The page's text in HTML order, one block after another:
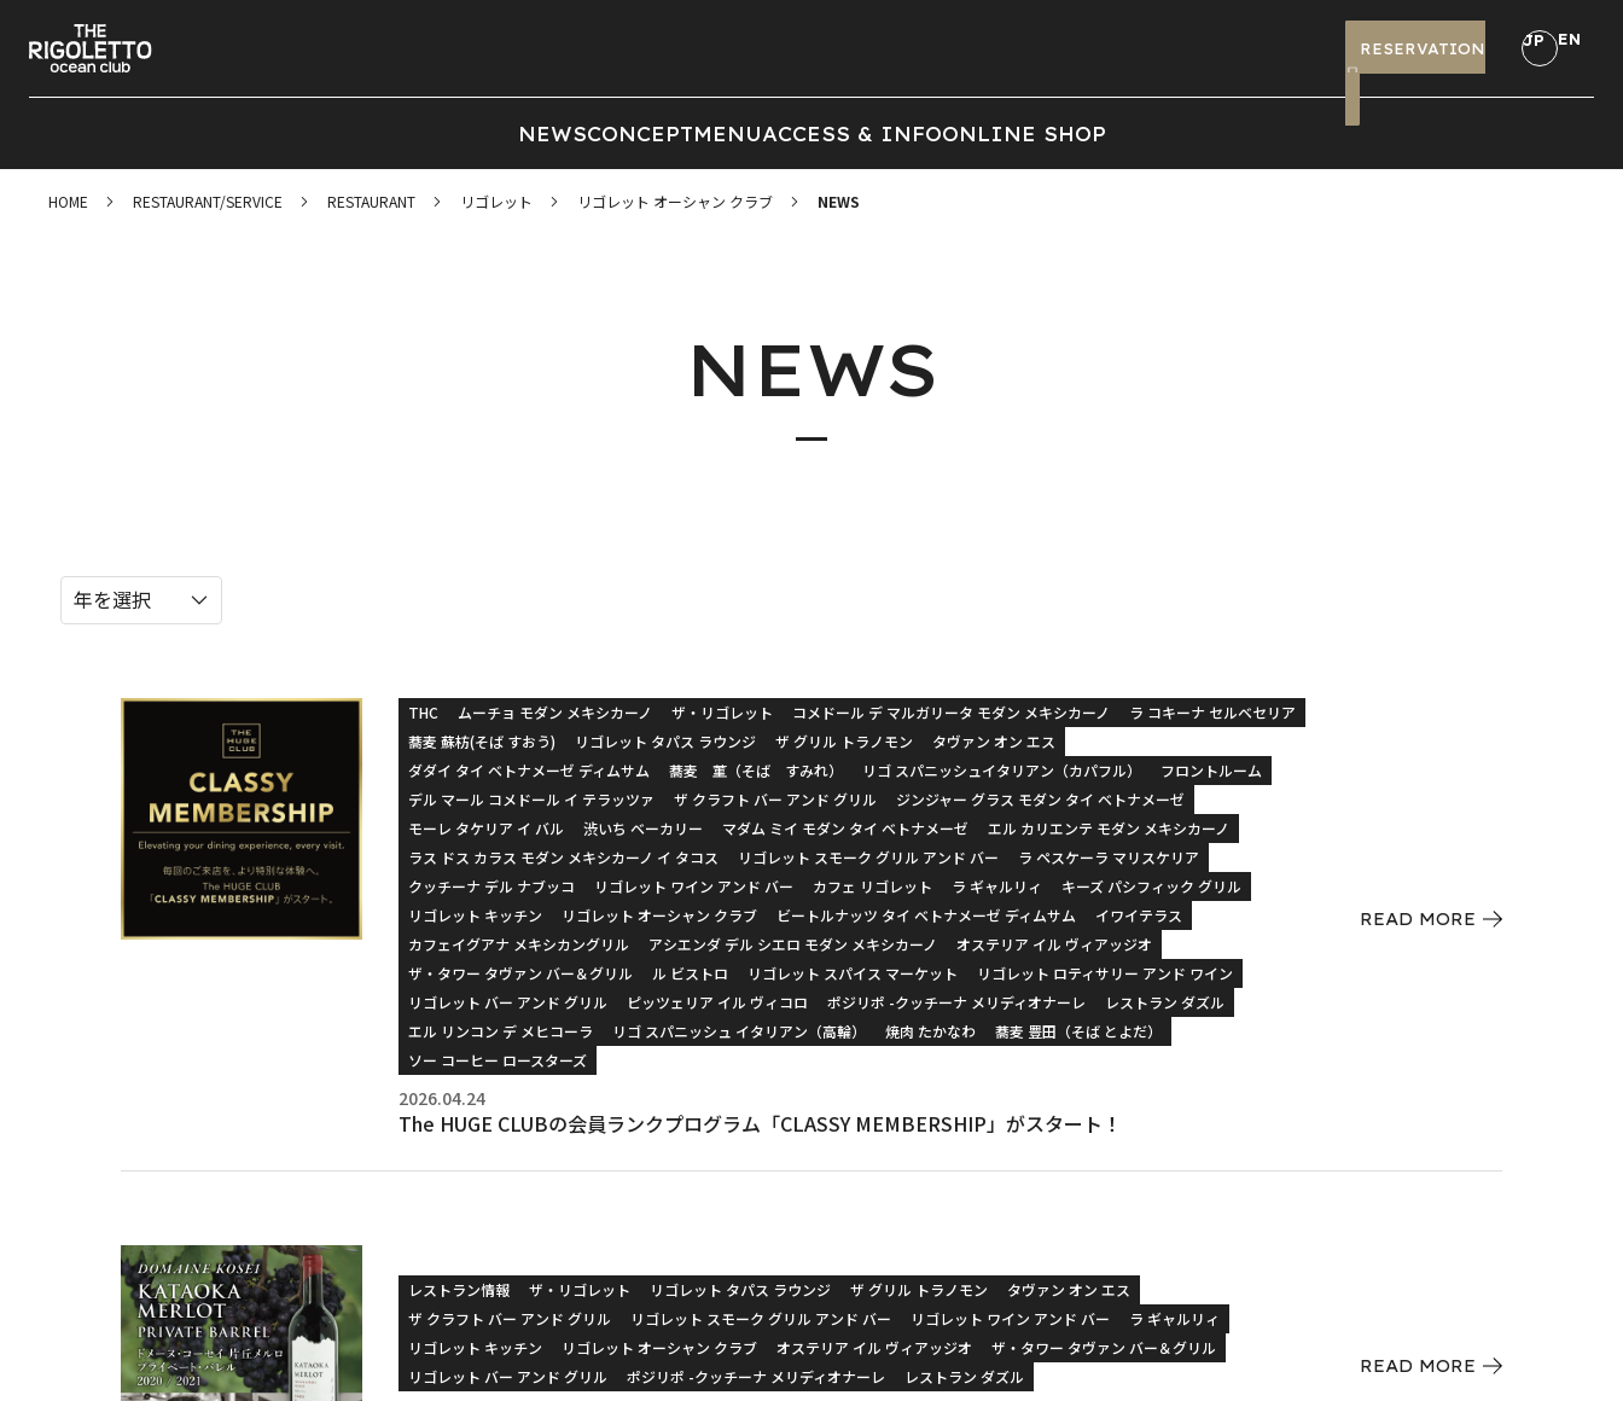
RESERVATION JP EN
NEWSCONCEPTMENUACCESS & INFOONLINE SHOP
HOME RESTAURANT/SERVICE RESTAURANT リゴレット リゴレット オーシャン クラブ NEWS
NEWS
THC ムーチョ モダン メキシカーノ ザ・リゴレット コメドール デ マルガリータ モダン メキシカーノ
ラ コキーナ セルベセリア
蕎麦 蘇枋(そば すおう)
リゴレット タパス ラウンジ ザ グリル トラノモン
タヴァン オン エス
ダダイ タイ ベトナメーゼ ディムサム
蕎麦 菫（そば すみれ） リゴ スパニッシュイタリアン（カパフル）
フロントルーム
デル マール コメドール イ テラッツァ
ザ クラフト バー アンド グリル
ジンジャー グラス モダン タイ ベトナメーゼ
モーレ タケリア イ バル
渋いち ベーカリー マダム ミイ モダン タイ ベトナメーゼ
エル カリエンテ モダン メキシカーノ
ラス ドス カラス モダン メキシカーノ イ タコス
リゴレット スモーク グリル アンド バー
ラ ペスケーラ マリスケリア
クッチーナ デル ナブッコ
リゴレット ワイン アンド バー カフェ リゴレット ラ ギャルリィ
キーズ パシフィック グリル
リゴレット キッチン
リゴレット オーシャン クラブ ビートルナッツ タイ ベトナメーゼ ディムサム
イワイテラス
カフェイグアナ メキシカングリル
アシエンダ デル シエロ モダン メキシカーノ
オステリア イル ヴィアッジオ
ザ・タワー タヴァン バー＆グリル
ル ビストロ リゴレット スパイス マーケット
リゴレット ロティサリー アンド ワイン
リゴレット バー アンド グリル
ピッツェリア イル ヴィコロ ポジリポ -クッチーナ メリディオナーレ
レストラン ダズル
エル リンコン デ メヒコーラ
リゴ スパニッシュ イタリアン（高輪） 焼肉 たかなわ
蕎麦 豊田（そば とよだ）
ソー コーヒー ロースターズ
2026.04.24
The HUGE CLUBの会員ランクプログラム「CLASSY MEMBERSHIP」がスタート！
READ MORE
レストラン情報 ザ・リゴレット リゴレット タパス ラウンジ ザ グリル トラノモン
タヴァン オン エス
ザ クラフト バー アンド グリル
リゴレット スモーク グリル アンド バー リゴレット ワイン アンド バー
ラ ギャルリィ
リゴレット キッチン
リゴレット オーシャン クラブ オステリア イル ヴィアッジオ
ザ・タワー タヴァン バー＆グリル
リゴレット バー アンド グリル
ポジリポ -クッチーナ メリディオナーレ レストラン ダズル READ MORE